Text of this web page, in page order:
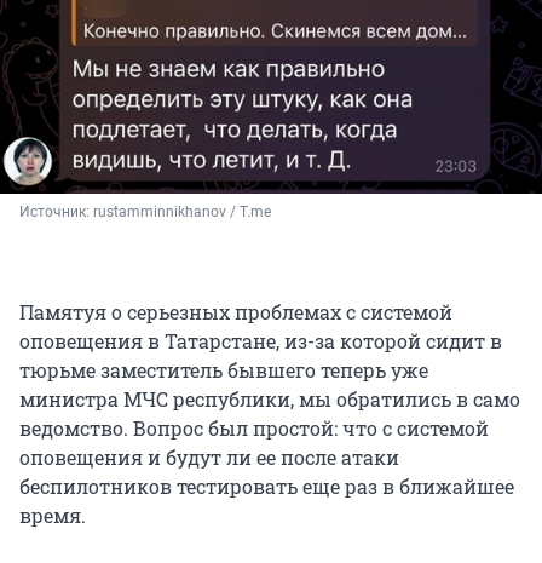
Источник: rustamminnikhanov / Т.me
Памятуя о серьезных проблемах с системой
оповещения в Татарстане, из-за которой сидит в
тюрьме заместитель бывшего теперь уже
министра МЧС республики, мы обратились в само
ведомство. Вопрос был простой: что с системой
оповещения и будут ли ее после атаки
беспилотников тестировать еще раз в ближайшее
время.